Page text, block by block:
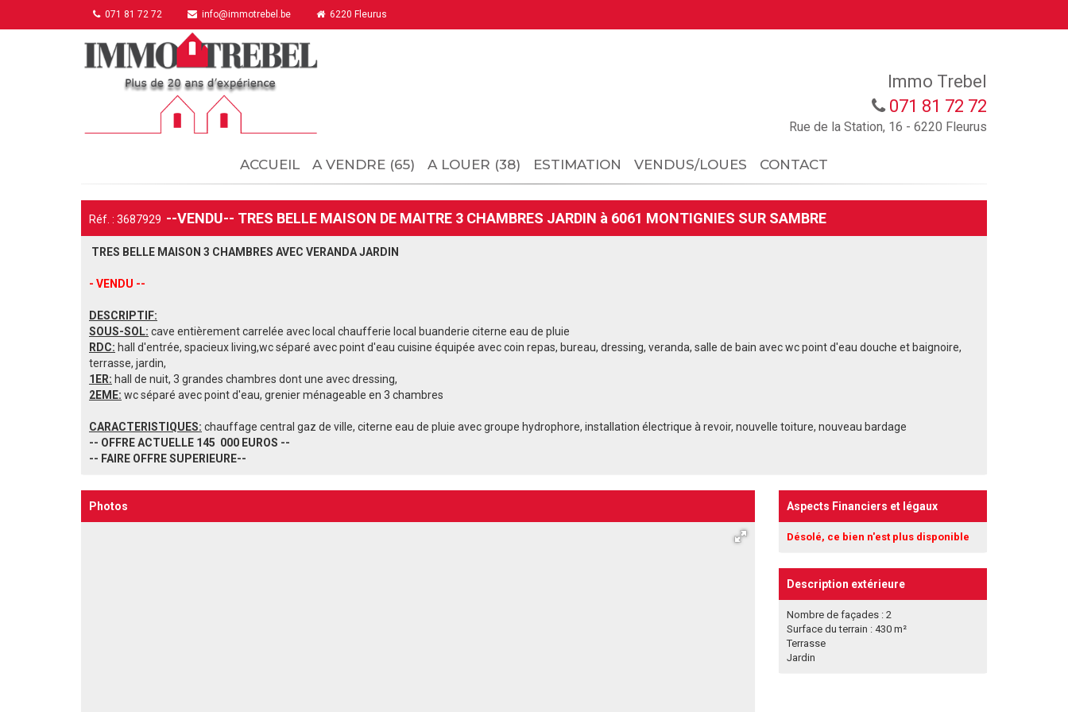
071 81 72 72 info@immotrebel.be 6220 Fleurus
Immo Trebel
071 81 72 72
Rue de la Station, 16 - 6220 Fleurus
ACCUEIL A VENDRE (65) A LOUER (38) ESTIMATION VENDUS/LOUES CONTACT
Réf. : 3687929 --VENDU-- TRES BELLE MAISON DE MAITRE 3 CHAMBRES JARDIN à 6061 MONTIGNIES SUR SAMBRE
TRES BELLE MAISON 3 CHAMBRES AVEC VERANDA JARDIN
- VENDU --
DESCRIPTIF:
SOUS-SOL: cave entièrement carrelée avec local chaufferie local buanderie citerne eau de pluie
RDC: hall d'entrée, spacieux living,wc séparé avec point d'eau cuisine équipée avec coin repas, bureau, dressing, veranda, salle de bain avec wc point d'eau douche et baignoire,
terrasse, jardin,
1ER: hall de nuit, 3 grandes chambres dont une avec dressing,
2EME: wc séparé avec point d'eau, grenier ménageable en 3 chambres
CARACTERISTIQUES: chauffage central gaz de ville, citerne eau de pluie avec groupe hydrophore, installation électrique à revoir, nouvelle toiture, nouveau bardage
-- OFFRE ACTUELLE 145 000 EUROS --
-- FAIRE OFFRE SUPERIEURE--
Photos Aspects Financiers et légaux
Désolé, ce bien n'est plus disponible
Description extérieure
Nombre de façades : 2
Surface du terrain : 430 m²
Terrasse
Jardin